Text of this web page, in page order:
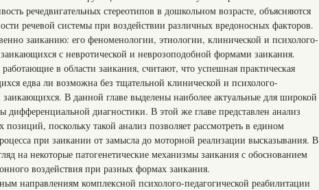
речедвигательных стереотипов в дошкольном возрасте, объясняются
речевой системы при воздействии различных вредоносных факторов.
заиканию: его феноменологии, этиологии, клинической и психолого-
заикающихся с невротической и неврозоподобной формами заикания.
в области заикания, считают, что успешная практическая
едва ли возможна без тщательной клинической и психолого-
В данной главе выделены наиболее актуальные для широкой
дифференциальной диагностики. В этой же главе представлен анализ
позиций, поскольку такой анализ позволяет рассмотреть в едином
при заикании от замысла до моторной реализации высказывания. В
на некоторые патогенетические механизмы заикания с обоснованием
воздействия при разных формах заикания.
направлениям комплексной психолого-педагогической реабилитации